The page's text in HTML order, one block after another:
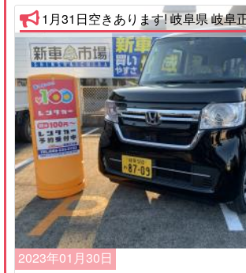
1月31日空きあります! 岐阜県 岐阜
2023年01月30日